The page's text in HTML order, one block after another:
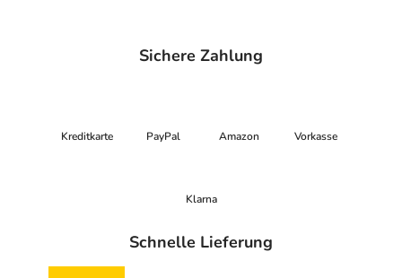
Sichere Zahlung
Kreditkarte PayPal Amazon Vorkasse
Klarna
Schnelle Lieferung